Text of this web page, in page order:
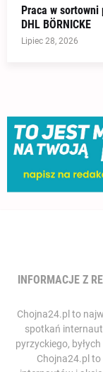
Praca w sortowni
DHL BÖRNICKE
Lipiec 28, 2026
INFORMACJE Z
Chojna24.pl to
spotkań
pyrzyckiego,
Chojna24.pl